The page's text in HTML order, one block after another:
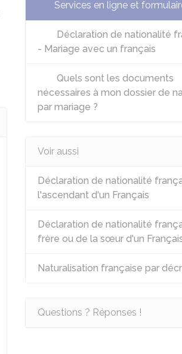
Services en ligne et
Déclaration de nationalité
- Mariage avec un français
Quels sont les documents
nécessaires à mon dossier de
par mariage ?
Voir aussi
Déclaration de nationalité
l'ascendant d'un Français
Déclaration de nationalité
frère ou de la sœur d'un
Naturalisation française par
Questions ? Réponses !